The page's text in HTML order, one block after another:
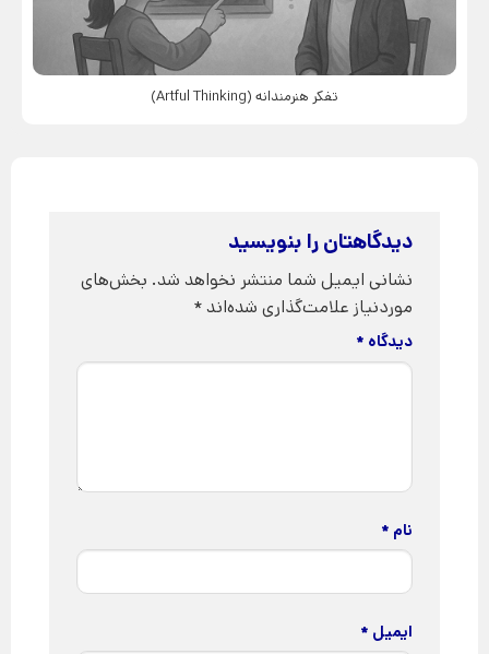
تفکر هنرمندانه (Artful Thinking)
دیدگاهتان را بنویسید
نشانی ایمیل شما منتشر نخواهد شد. بخش‌های
موردنیاز علامت‌گذاری شده‌اند*
دیدگاه *
نام *
ایمیل *